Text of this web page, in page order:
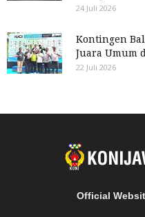
24 Juli 2026
Kontingen
Juara Umum
22 Juli 2026
Official